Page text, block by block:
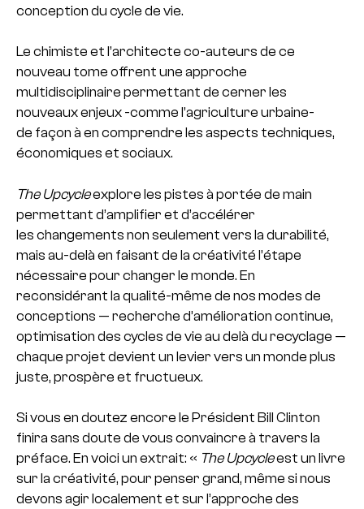
conception du cycle de vie.
Le chimiste et l’architecte co-auteurs de ce
nouveau tome offrent une approche
multidisciplinaire permettant de cerner les
nouveaux enjeux -comme l’agriculture urbaine-
de façon à en comprendre les aspects techniques,
économiques et sociaux.
The Upcycleexplore les pistes à portée de main
permettant d’amplifier et d’accélérer
les changements non seulement vers la durabilité,
mais au-delà en faisant de la créativité l’étape
nécessaire pour changer le monde. En
reconsidérant la qualité-même de nos modes de
conceptions — recherche d’amélioration continue,
optimisation des cycles de vie au delà du recyclage —
chaque projet devient un levier vers un monde plus
juste, prospère et fructueux.
Si vous en doutez encore le Président Bill Clinton
finira sans doute de vous convaincre à travers la
préface. En voici un extrait: « The Upcycleest un livre
sur la créativité, pour penser grand, même si nous
devons agir localement et sur l’approche des